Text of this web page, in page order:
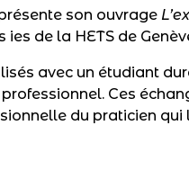
son ouvrage
de la HETS de
avec un étudiant
Ces
du praticien qui